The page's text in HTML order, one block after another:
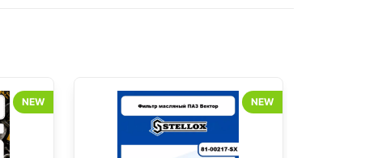
NEW NEW